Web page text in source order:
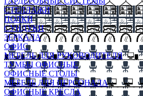
СТЕЛЛАЖИ
ПОЛКИ
СУНДУКИ
ЗЕРКАЛА
ОФИС
МЕБЕЛЬ ДЛЯ РУКОВОДИТЕЛЯ
ТУМБЫ ОФИСНЫЕ
ОФИСНЫЕ СТОЛЫ
МЕБЕЛЬ ДЛЯ ПЕРСОНАЛА
ОФИСНЫЕ КРЕСЛА